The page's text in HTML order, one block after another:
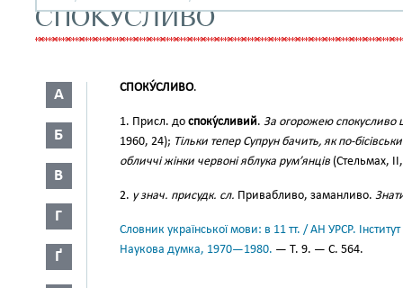
СПОКУСЛИВО
А
Б
В
Г
Ґ
СПОКУ́СЛИВО.
1. Присл. до споку́сливий. За огорожею спокусливо
1960, 24); Тільки тепер Супрун бачить, як по-
обличчі жінки червоні яблука рум’янців (Стельмах,
2. у знач. присудк. сл. Привабливо, заманливо.
Словник української мови: в 11 тт. / АН УРСР.
Наукова думка, 1970—1980. — Т. 9. — С. 564.